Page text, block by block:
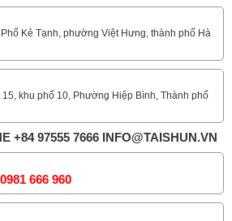
Kẻ Tạnh, phường Việt Hưng, thành phố Hà
khu phố 10, Phường Hiệp Bình, Thành phố
+84 97555 7666 INFO@TAISHUN.VN
666 960